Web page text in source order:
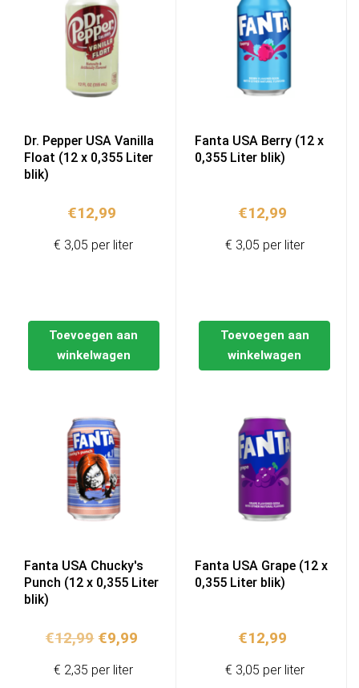
Dr. Pepper USA Vanilla
Float (12 x 0,355 Liter
blik)
€12,99
Toevoegen aan
winkelwagen
€ 3,05 per liter
Fanta USA Berry (12 x
0,355 Liter blik)
€12,99
Toevoegen aan
winkelwagen
€ 3,05 per liter
Fanta USA Chucky's
Punch (12 x 0,355 Liter
blik)
€12,99 Oorspronkelijke
was:
€9,99
€ 2,35 per liter
Fanta USA Grape (12 x
0,355 Liter blik)
€12,99
€ 3,05 per liter